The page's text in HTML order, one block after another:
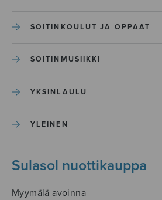
SOITINKOULUT JA OPPAAT
SOITINMUSIIKKI
YKSINLAULU
YLEINEN
Sulasol nuottikauppa
Myymälä avoinna